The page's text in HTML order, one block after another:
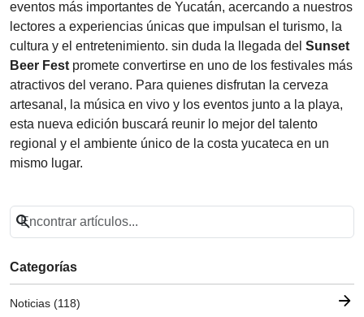
eventos más importantes de Yucatán, acercando a nuestros
lectores a experiencias únicas que impulsan el turismo, la
cultura y el entretenimiento. sin duda la llegada del Sunset
Beer Fest promete convertirse en uno de los festivales más
atractivos del verano. Para quienes disfrutan la cerveza
artesanal, la música en vivo y los eventos junto a la playa,
esta nueva edición buscará reunir lo mejor del talento
regional y el ambiente único de la costa yucateca en un
mismo lugar.
search
Categorías
Noticias (118) arrow_forward